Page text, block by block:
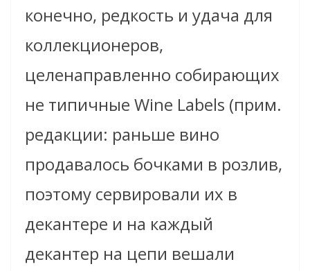
конечно, редкость и удача для
коллекционеров,
целенаправленно собирающих
не типичные Wine Labels (прим.
редакции: раньше вино
продавалось бочками в розлив,
поэтому сервировали их в
декантере и на каждый
декантер на цепи вешали